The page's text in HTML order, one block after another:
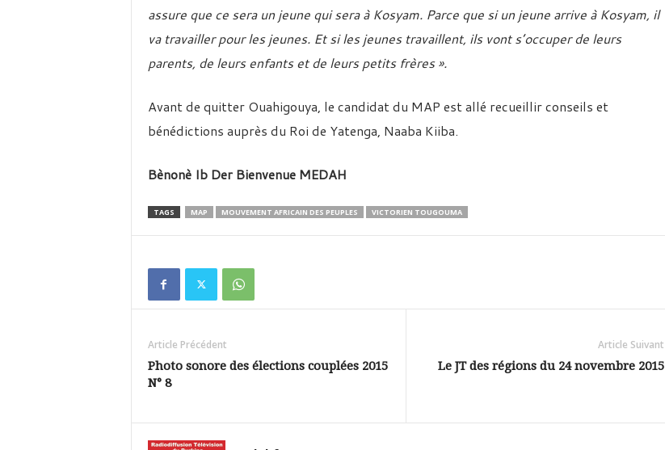
assure que ce sera un jeune qui sera à Kosyam. Parce que si un jeune arrive à Kosyam, il
va travailler pour les jeunes. Et si les jeunes travaillent, ils vont s’occuper de leurs
parents, de leurs enfants et de leurs petits frères ».
Avant de quitter Ouahigouya, le candidat du MAP est allé recueillir conseils et
bénédictions auprès du Roi de Yatenga, Naaba Kiiba.
Bènonè Ib Der Bienvenue MEDAH
TAGS MAP MOUVEMENT AFRICAIN DES PEUPLES VICTORIEN TOUGOUMA
Article Précédent
Photo sonore des élections couplées 2015
N° 8
Article Suivant
Le JT des régions du 24 novembre 2015